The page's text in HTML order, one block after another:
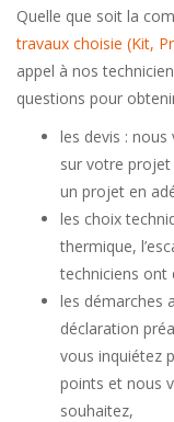
Quelle que soit la
travaux choisie (Kit,
appel à nos
questions pour
les devis :
sur votre
un projet en
les choix
thermique,
techniciens ont
les démarches
déclaration
vous inquiétez
points et nous
souhaitez,